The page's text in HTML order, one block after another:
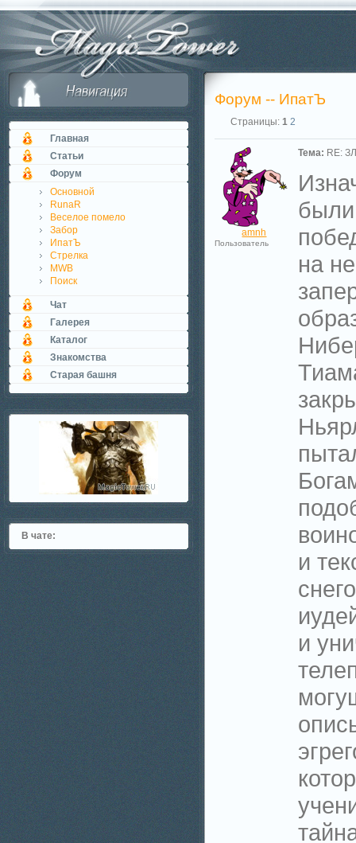
Главная
Статьи
Форум
Основной
RunaR
Веселое помело
Забор
ИпатЪ
Стрелка
MWB
Поиск
Чат
Галерея
Каталог
Знакомства
Старая башня
В чате:
Форум -- ИпатЪ
Страницы: 1 2
amnh
Пользователь
Тема: RE:
были
на
и
и